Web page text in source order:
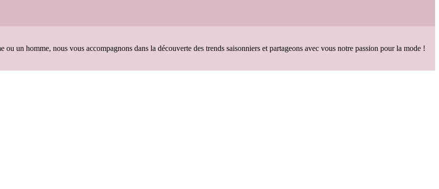
ou un homme, nous vous accompagnons dans la découverte des trends saisonniers et partageons avec vous notre passion pour la mode !